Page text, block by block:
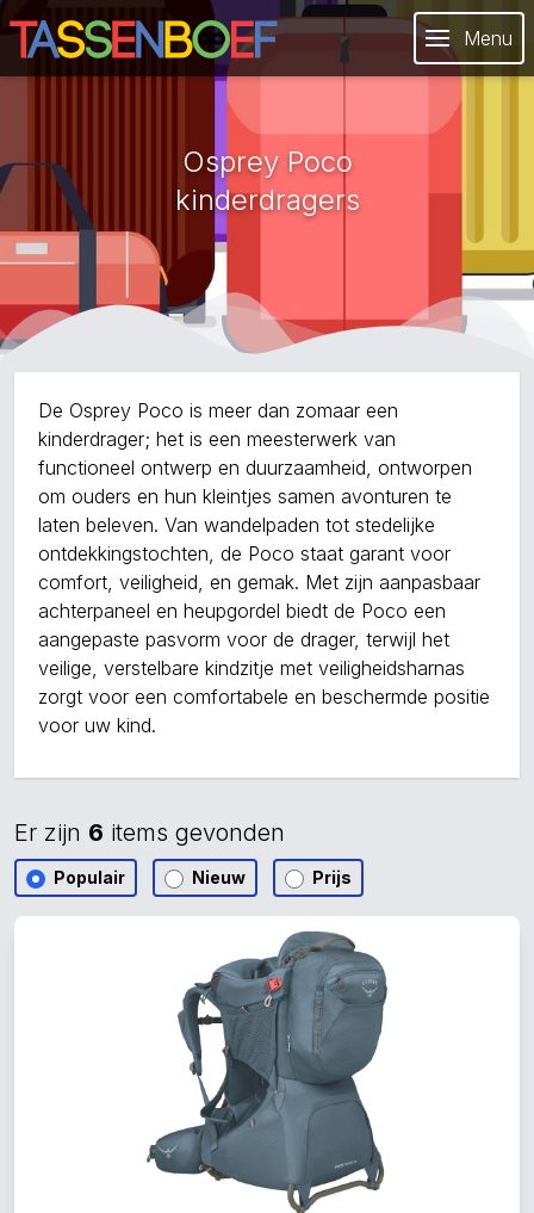
Menu
Osprey Poco
kinderdragers
De Osprey Poco is meer dan zomaar een
kinderdrager; het is een meesterwerk van
functioneel ontwerp en duurzaamheid, ontworpen
om ouders en hun kleintjes samen avonturen te
laten beleven. Van wandelpaden tot stedelijke
ontdekkingstochten, de Poco staat garant voor
comfort, veiligheid, en gemak. Met zijn aanpasbaar
achterpaneel en heupgordel biedt de Poco een
aangepaste pasvorm voor de drager, terwijl het
veilige, verstelbare kindzitje met veiligheidsharnas
zorgt voor een comfortabele en beschermde positie
voor uw kind.
Er zijn 6 items gevonden
Populair Nieuw Prijs